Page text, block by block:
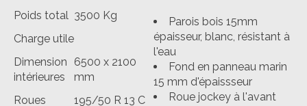
Poids total 3500 Kg
Charge utile
Dimension
intérieures
6500 x 2100
mm
Roues
195/50 R 13 C
Parois bois 15mm
épaisseur, blanc, résistant à
l'eau
Fond en panneau marin
15 mm d'épaissseur
Roue jockey à l'avant